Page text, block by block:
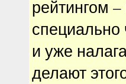
рейтингом
и уже
делают